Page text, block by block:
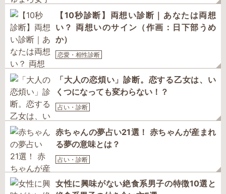
【10秒診断】両想い診断｜あなたは両想
い？ 両想いのサイン（作画：日下部うめ
か）
恋愛・相性診断
「大人の恋煩い」診断。恋する乙女は、い
くつになっても変わらない！？
占い・診断
赤ちゃんの夢占い21選！ 赤ちゃんが産まれ
る夢の意味とは？
占い・診断
女性に興味がない絶食系男子の特徴10選と